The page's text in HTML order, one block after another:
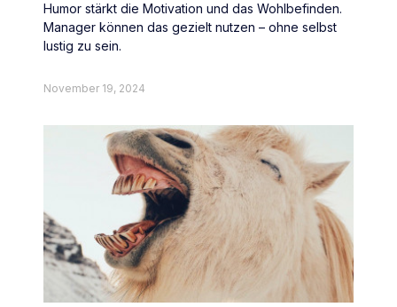
Humor stärkt die Motivation und das Wohlbefinden.
Manager können das gezielt nutzen – ohne selbst
lustig zu sein.
November 19, 2024